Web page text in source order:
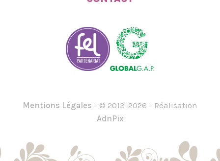
Mentions Légales - © 2013-2026 - Réalisation
AdnPix